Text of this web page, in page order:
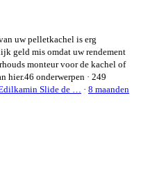
uw pelletkachel is erg
geld mis omdat uw rendement
monteur voor de kachel of
hier.46 onderwerpen · 249
Slide de … · 8 maanden